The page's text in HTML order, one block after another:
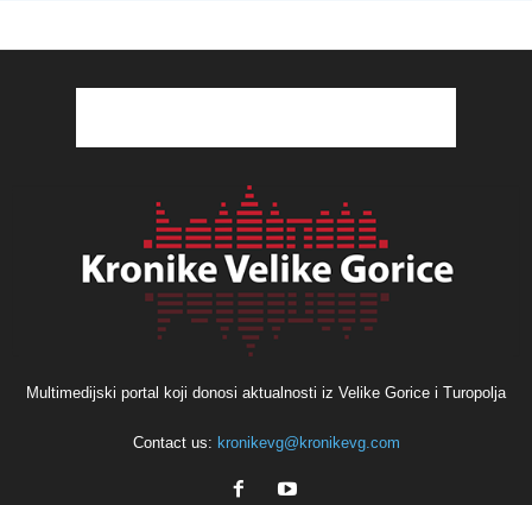
Multimedijski portal koji donosi aktualnosti iz Velike Gorice i Turopolja
Contact us: kronikevg@kronikevg.com